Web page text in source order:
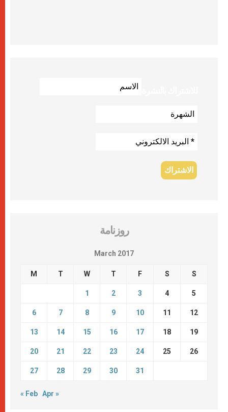
روزنامة
March 2017
M T W T F S S
1 2 3 4 5
6 7 8 9 10 11 12
13 14 15 16 17 18 19
20 21 22 23 24 25 26
27 28 29 30 31
« Feb Apr »